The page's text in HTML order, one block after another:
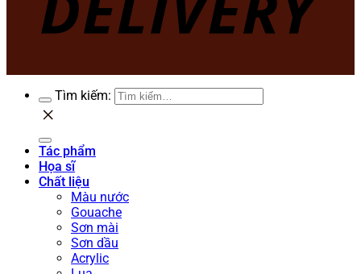
Tìm kiếm:
Tác phẩm
Họa sĩ
Chất liệu
Màu nước
Gouache
Sơn mài
Sơn dầu
Acrylic